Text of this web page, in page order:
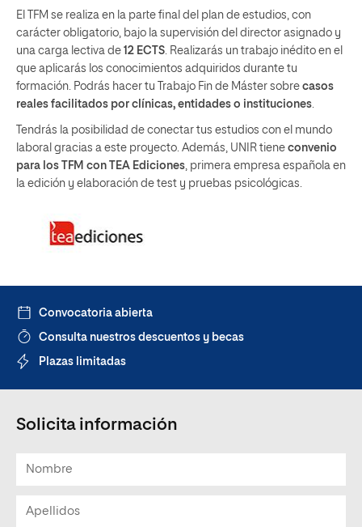
El TFM se realiza en la parte final del plan de estudios, con
carácter obligatorio, bajo la supervisión del director asignado y
una carga lectiva de 12 ECTS. Realizarás un trabajo inédito en el
que aplicarás los conocimientos adquiridos durante tu
formación. Podrás hacer tu Trabajo Fin de Máster sobre casos
reales facilitados por clínicas, entidades o instituciones.
Tendrás la posibilidad de conectar tus estudios con el mundo
laboral gracias a este proyecto. Además, UNIR tiene convenio
para los TFM con TEA Ediciones, primera empresa española en
la edición y elaboración de test y pruebas psicológicas.
Convocatoria abierta
Consulta nuestros descuentos y becas
Plazas limitadas
Solicita información